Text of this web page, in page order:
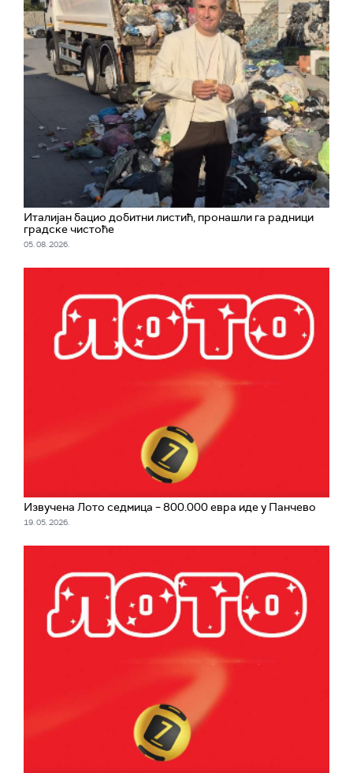
Италијан бацио добитни листић, пронашли га радници
градске чистоће
05. 08. 2026.
Извучена Лото седмица – 800.000 евра иде у Панчево
19. 05. 2026.